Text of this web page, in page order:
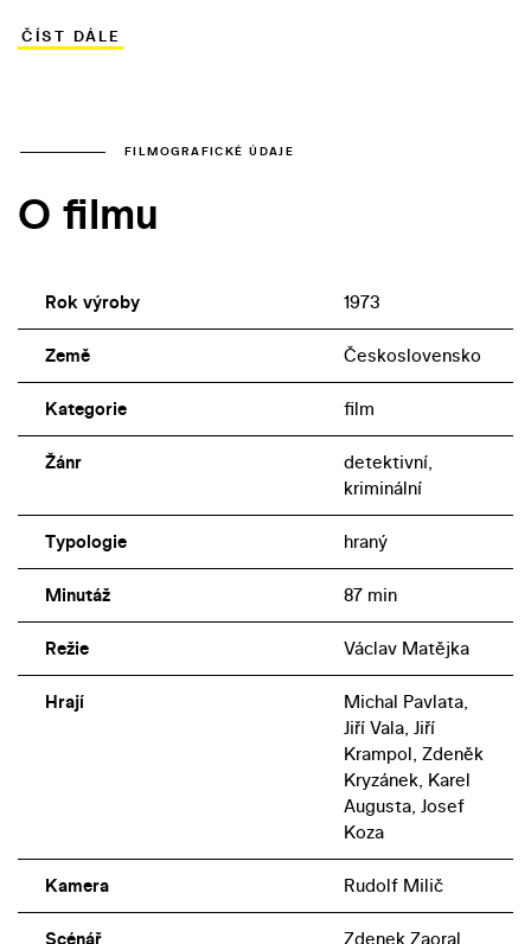
najde vkladní knížka zavražděné, a Tony, jenž přišel
policie), odhalí skutečného viníka… Zlou noc inspiroval
zkušeného režiséra Václava Matějky z roku 1973 se
ČÍST DÁLE
FILMOGRAFICKÉ ÚDAJE
O filmu
Rok výroby 1973
Země Československo
Kategorie film
Žánr
detektivní,
kriminální
Typologie hraný
Minutáž 87 min
Režie Václav Matějka
Hrají
Michal Pavlata,
Jiří Vala, Jiří
Krampol, Zdeněk
Kryzánek, Karel
Augusta, Josef
Koza
Kamera Rudolf Milič